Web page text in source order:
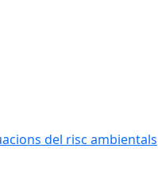
del risc ambientals